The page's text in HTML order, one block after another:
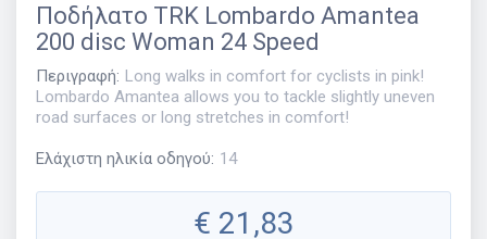
Ποδήλατο TRK Lombardo Amantea
200 disc Woman 24 Speed
Περιγραφή: Long walks in comfort for cyclists in pink!
Lombardo Amantea allows you to tackle slightly uneven
road surfaces or long stretches in comfort!
Ελάχιστη ηλικία οδηγού: 14
€ 21,83